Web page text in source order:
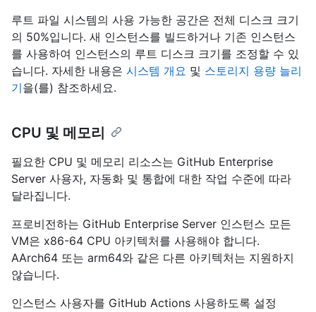
루트 파일 시스템의 사용 가능한 공간은 전체 디스크 크기
의 50%입니다. 새 인스턴스를 빌드하거나 기존 인스턴스
를 사용하여 인스턴스의 루트 디스크 크기를 조정할 수 있
습니다. 자세한 내용은 시스템 개요 및 스토리지 용량 늘리
기을(를) 참조하세요.
CPU 및 메모리
필요한 CPU 및 메모리 리소스는 GitHub Enterprise
Server 사용자, 자동화 및 통합에 대한 작업 수준에 따라
달라집니다.
프로비전하는 GitHub Enterprise Server 인스턴스 모든
VM은 x86-64 CPU 아키텍처를 사용해야 합니다.
AArch64 또는 arm64와 같은 다른 아키텍처는 지원하지
않습니다.
인스턴스 사용자를 GitHub Actions 사용하도록 설정